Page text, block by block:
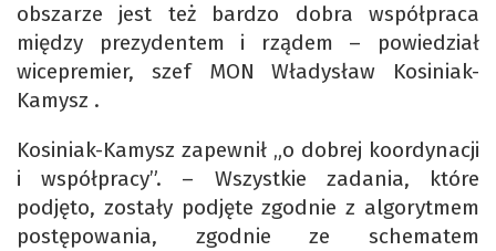
obszarze jest też bardzo dobra współpraca
między prezydentem i rządem – powiedział
wicepremier, szef MON Władysław Kosiniak-
Kamysz .
Kosiniak-Kamysz zapewnił „o dobrej koordynacji
i współpracy”. – Wszystkie zadania, które
podjęto, zostały podjęte zgodnie z algorytmem
postępowania, zgodnie ze schematem